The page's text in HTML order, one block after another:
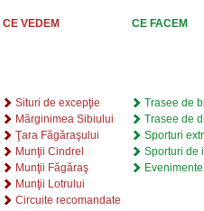
CE VEDEM CE FACEM
Situri de excepţie
Mărginimea Sibiului
Ţara Făgăraşului
Munţii Cindrel
Munţii Făgăraş
Munţii Lotrului
Circuite recomandate
Trasee de
Trasee de
Sporturi
Sporturi de